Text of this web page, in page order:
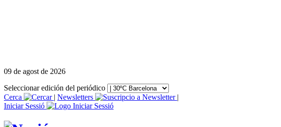
09 de agost de 2026
Seleccionar edición del periódico
Cerca
| Newsletters
|
Iniciar Sessió